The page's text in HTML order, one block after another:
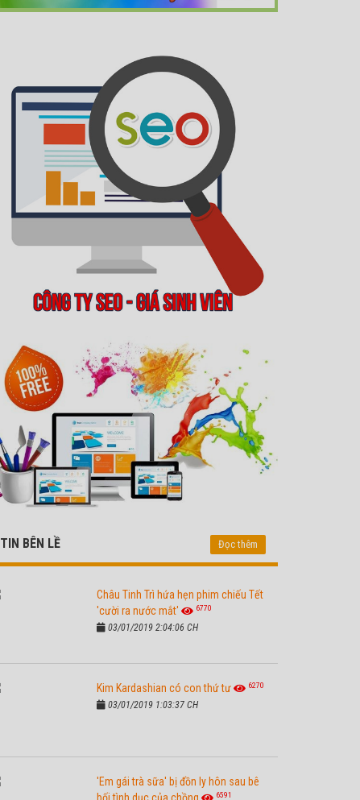
TIN BÊN LỀ Đọc thêm
Châu Tinh Trì hứa hẹn phim chiếu Tết
'cười ra nước mắt'
6770
03/01/2019 2:04:06 CH
Kim Kardashian có con thứ tư 6270
03/01/2019 1:03:37 CH
'Em gái trà sữa' bị đồn ly hôn sau bê
6591